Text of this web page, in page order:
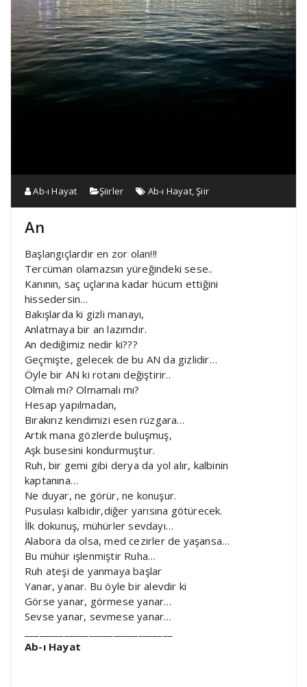
Ab-ı Hayat Şiirler Ab-ı Hayat,Şiir
An
Başlangıçlardır en zor olan!!!
Tercüman olamazsın yüreğindeki sese..
Kanının, saç uçlarına kadar hücum ettiğini
hissedersin…
Bakışlarda ki gizli manayı,
Anlatmaya bir an lazımdır.
An dediğimiz nedir ki???
Geçmişte, gelecek de bu AN da gizlidir…
Öyle bir AN ki rotanı değiştirir..
Olmalı mı? Olmamalı mı?
Hesap yapılmadan,
Bırakırız kendimizi esen rüzgara…
Artık mana gözlerde buluşmuş,
Aşk busesini kondurmuştur.
Ruh, bir gemi gibi derya da yol alır, kalbinin
kaptanına…
Ne duyar, ne görür, ne konuşur.
Pusulası kalbidir,diğer yarısına götürecek.
İlk dokunuş, mühürler sevdayı…
Alabora da olsa, med cezirler de yaşansa…
Bu mühür işlenmiştir Ruha…
Ruh ateşi de yanmaya başlar
Yanar, yanar. Bu öyle bir alevdir ki
Görse yanar, görmese yanar…
Sevse yanar, sevmese yanar…
Ab-ı Hayat